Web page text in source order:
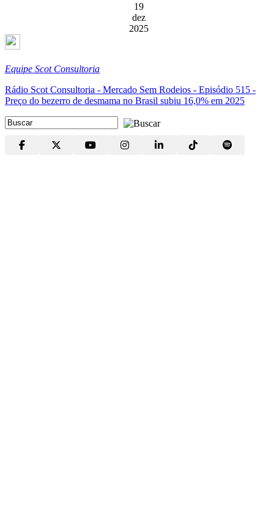
19
dez
2025
Equipe Scot Consultoria
Rádio Scot Consultoria - Mercado Sem Rodeios - Episódio 515 -
Preço do bezerro de desmama no Brasil subiu 16,0% em 2025